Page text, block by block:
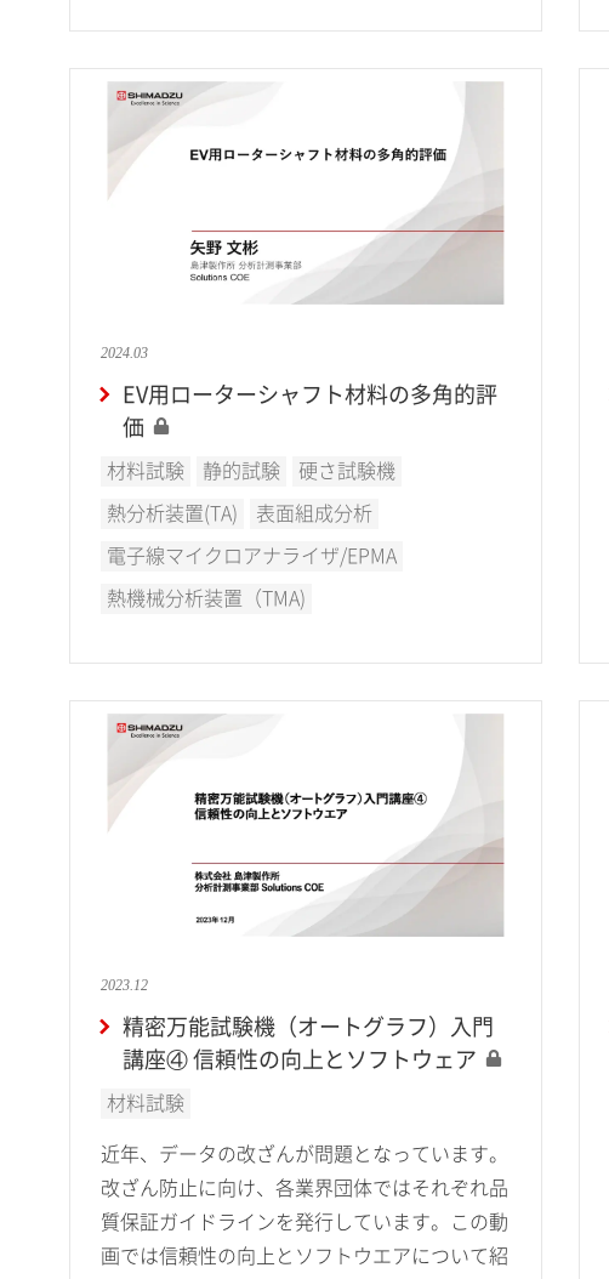
2024.03
EV用ローターシャフト材料の多角的評
価
材料試験 静的試験 硬さ試験機
熱分析装置(TA) 表面組成分析
電子線マイクロアナライザ/EPMA
熱機械分析装置（TMA)
2023.12
精密万能試験機（オートグラフ）入門
講座④ 信頼性の向上とソフトウェア
材料試験
近年、データの改ざんが問題となっています。
改ざん防止に向け、各業界団体ではそれぞれ品
質保証ガイドラインを発行しています。この動
画では信頼性の向上とソフトウエアについて紹